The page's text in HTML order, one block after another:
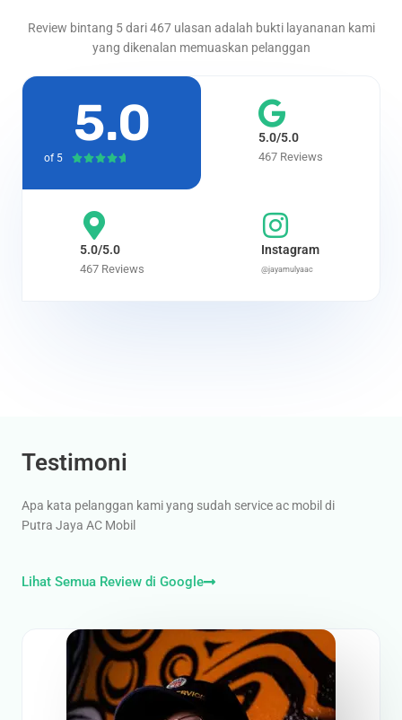
Review bintang 5 dari 467 ulasan adalah bukti layananan kami
yang dikenalan memuaskan pelanggan
5.0
of 5 
5.0/5.0
467 Reviews
5.0/5.0
467 Reviews
Instagram
@jayamulyaac
Testimoni
Apa kata pelanggan kami yang sudah service ac mobil di
Putra Jaya AC Mobil
Lihat Semua Review di Google